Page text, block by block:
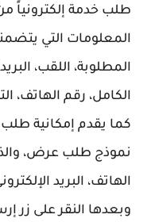
طلب خدمة إلكترونياً
المعلومات التي
المطلوبة، اللقب،
الكامل، رقم الهاتف،
كما يقدم إمكانية
نموذج طلب عرض،
الهاتف، البريد
وبعدها النقر على زر